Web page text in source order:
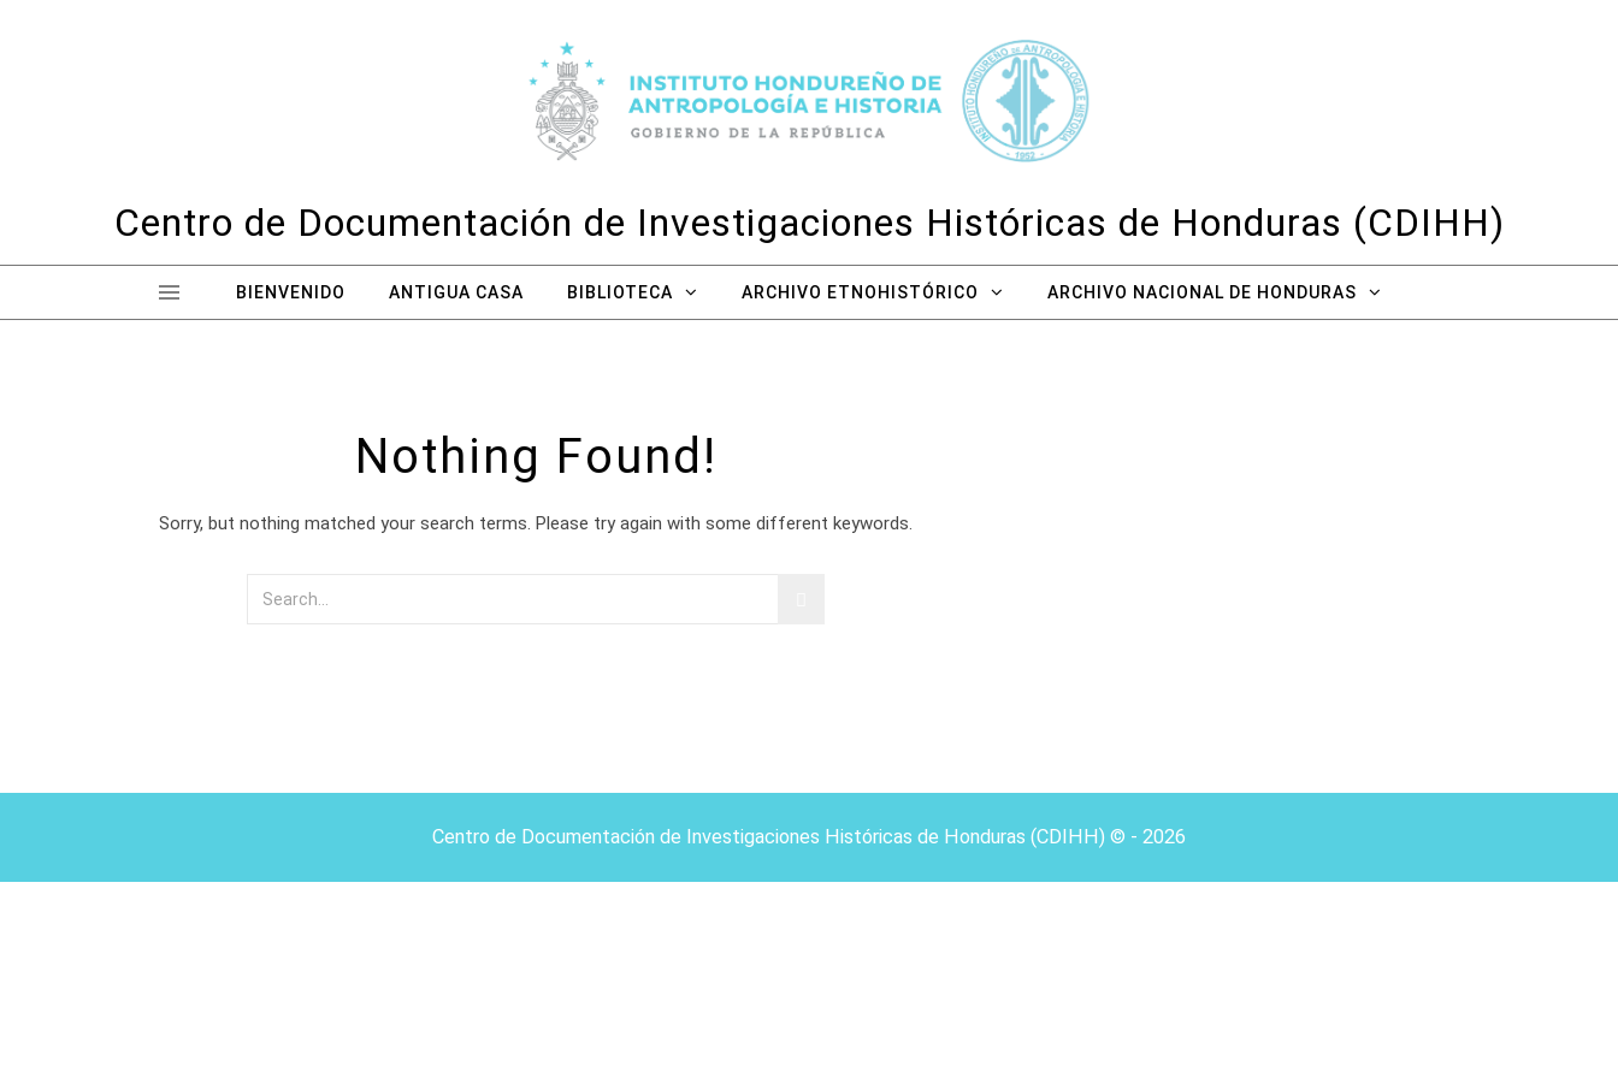
Centro de Documentación de Investigaciones Históricas de Honduras (CDIHH)
BIENVENIDO ANTIGUA CASA BIBLIOTECA ARCHIVO ETNOHISTÓRICO ARCHIVO NACIONAL DE HONDURAS
Nothing Found!
Sorry, but nothing matched your search terms. Please try again with some different keywords.
Centro de Documentación de Investigaciones Históricas de Honduras (CDIHH) © - 2026